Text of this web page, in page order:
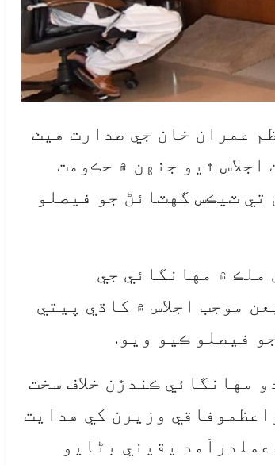
عمران خان جي صدارت هيٺ
ٿيو جنهن ۾ حڪومت
ٽيڪس گهٽائڻ جو فيصلو
ملڪ ۾ مهانگائي جي
موجب اجلاس ۾ کاڌي پيتي
فيصلو ڪيو ويو.
مهانگائي ڪندڙن خلاف سخت
وزيرن کي هدايت
يقيني بڻايو